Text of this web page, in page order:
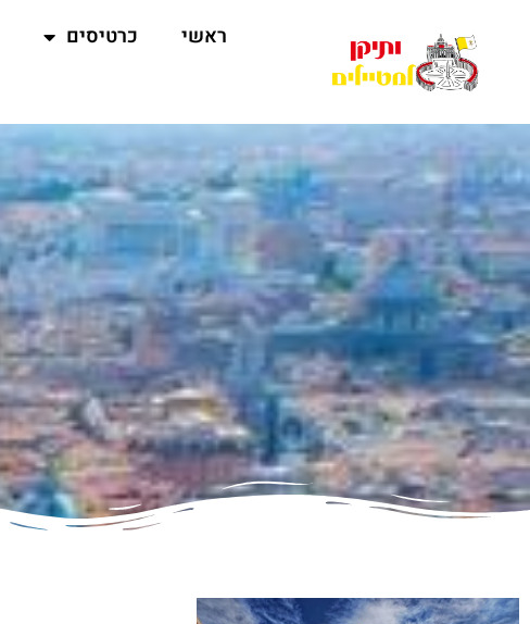
ראשי כרטיסים